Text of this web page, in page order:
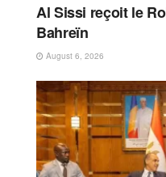
Al Sissi reçoit le
Bahreïn
August 6, 2026